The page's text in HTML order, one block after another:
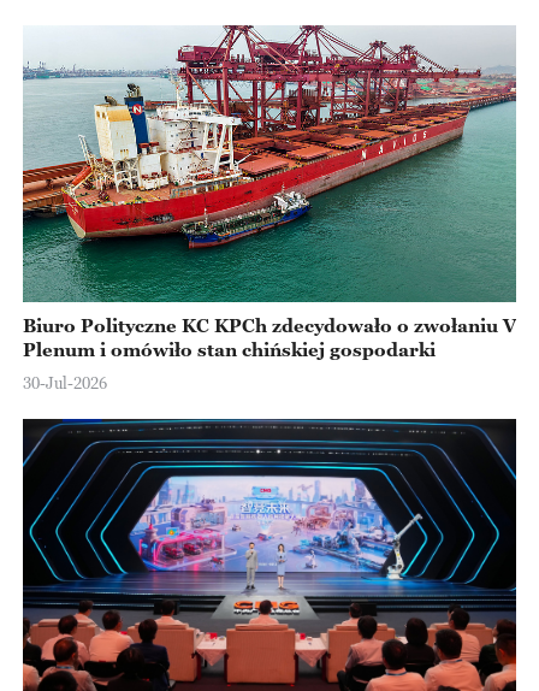
Biuro Polityczne KC KPCh zdecydowało o zwołaniu V
Plenum i omówiło stan chińskiej gospodarki
30-Jul-2026